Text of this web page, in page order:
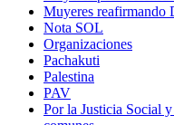
Muyeres reafirmando
Nota SOL
Organizaciones
Pachakuti
Palestina
PAV
Por la Justicia Social